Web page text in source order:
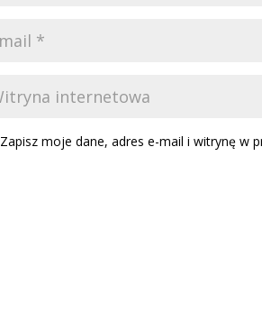
Zapisz moje dane, adres e-mail i witrynę w